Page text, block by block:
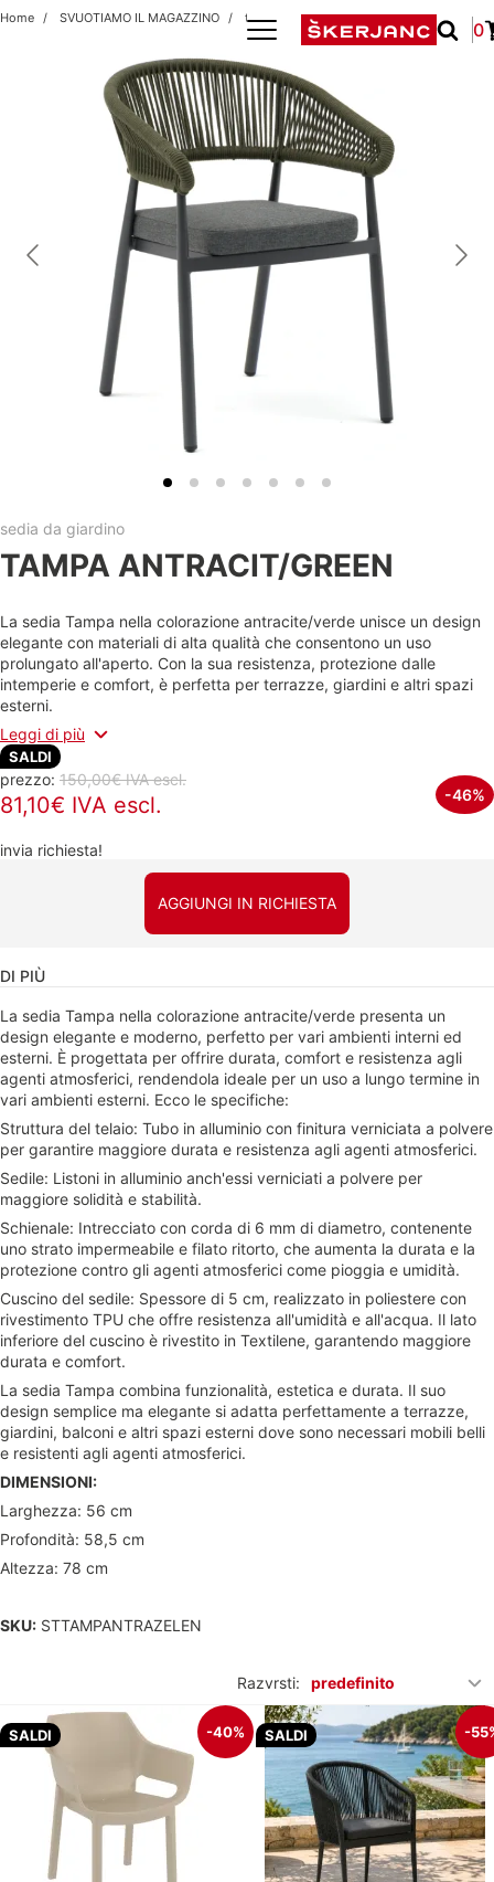
0
Home SVUOTIAMO IL MAGAZZINO tampa antracit/green
sedia da giardino
TAMPA ANTRACIT/GREEN
La sedia Tampa nella colorazione antracite/verde unisce un design
elegante con materiali di alta qualità che consentono un uso
prolungato all'aperto. Con la sua resistenza, protezione dalle
intemperie e comfort, è perfetta per terrazze, giardini e altri spazi
esterni.
Leggi di più
SALDI
prezzo: 150,00€ IVA escl.
81,10€ IVA escl. -46%
invia richiesta!
AGGIUNGI IN RICHIESTA
DI PIÙ
La sedia Tampa nella colorazione antracite/verde presenta un
design elegante e moderno, perfetto per vari ambienti interni ed
esterni. È progettata per offrire durata, comfort e resistenza agli
agenti atmosferici, rendendola ideale per un uso a lungo termine in
vari ambienti esterni. Ecco le specifiche:
Struttura del telaio: Tubo in alluminio con finitura verniciata a polvere
per garantire maggiore durata e resistenza agli agenti atmosferici.
Sedile: Listoni in alluminio anch'essi verniciati a polvere per
maggiore solidità e stabilità.
Schienale: Intrecciato con corda di 6 mm di diametro, contenente
uno strato impermeabile e filato ritorto, che aumenta la durata e la
protezione contro gli agenti atmosferici come pioggia e umidità.
Cuscino del sedile: Spessore di 5 cm, realizzato in poliestere con
rivestimento TPU che offre resistenza all'umidità e all'acqua. Il lato
inferiore del cuscino è rivestito in Textilene, garantendo maggiore
durata e comfort.
La sedia Tampa combina funzionalità, estetica e durata. Il suo
design semplice ma elegante si adatta perfettamente a terrazze,
giardini, balconi e altri spazi esterni dove sono necessari mobili belli
e resistenti agli agenti atmosferici.
DIMENSIONI:
Larghezza: 56 cm
Profondità: 58,5 cm
Altezza: 78 cm
SKU: STTAMPANTRAZELEN
Razvrsti: predefinito
SALDI -40% SALDI -